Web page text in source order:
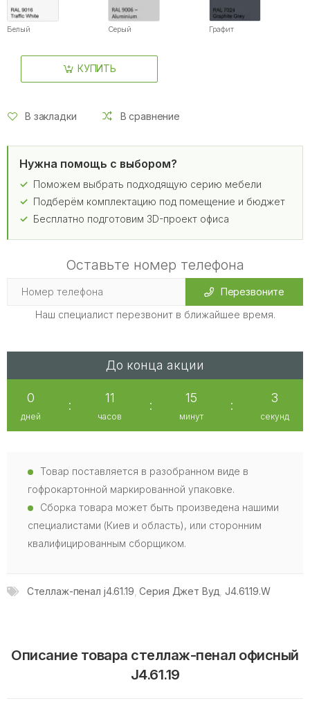
Белый Серый Графит
КУПИТЬ
В закладки В сравнение
Нужна помощь с выбором?
Поможем выбрать подходящую серию мебели
Подберём комплектацию под помещение и бюджет
Бесплатно подготовим 3D-проект офиса
Оставьте номер телефона
Перезвоните
Наш специалист перезвонит в ближайшее время.
До конца акции
0
дней
:
11
часов
:
15
минут
:
2
секунд
Товар поставляется в разобранном виде в
гофрокартонной маркированной упаковке.
Сборка товара может быть произведена нашими
специалистами (Киев и область), или сторонним
квалифицированным сборщиком.
Стеллаж-пенал j4.61.19 ,Серия Джет Вуд ,J4.61.19.W
Описание товара стеллаж-пенал офисный
J4.61.19